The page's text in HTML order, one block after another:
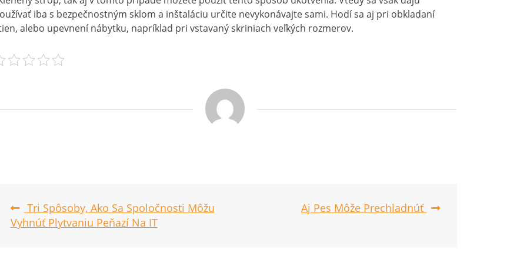
iba s bezpečnostným sklom a inštaláciu určite nevykonávajte sami. Hodí sa aj pri obkladaní
alebo upevnení nábytku, napríklad pri vstavaný skriniach veľkých rozmerov.
navigation
Tri Spôsoby, Ako Sa Spoločnosti Môžu
Vyhnúť Plytvaniu Peňazí Na IT
Aj Pes Môže Prechladnúť